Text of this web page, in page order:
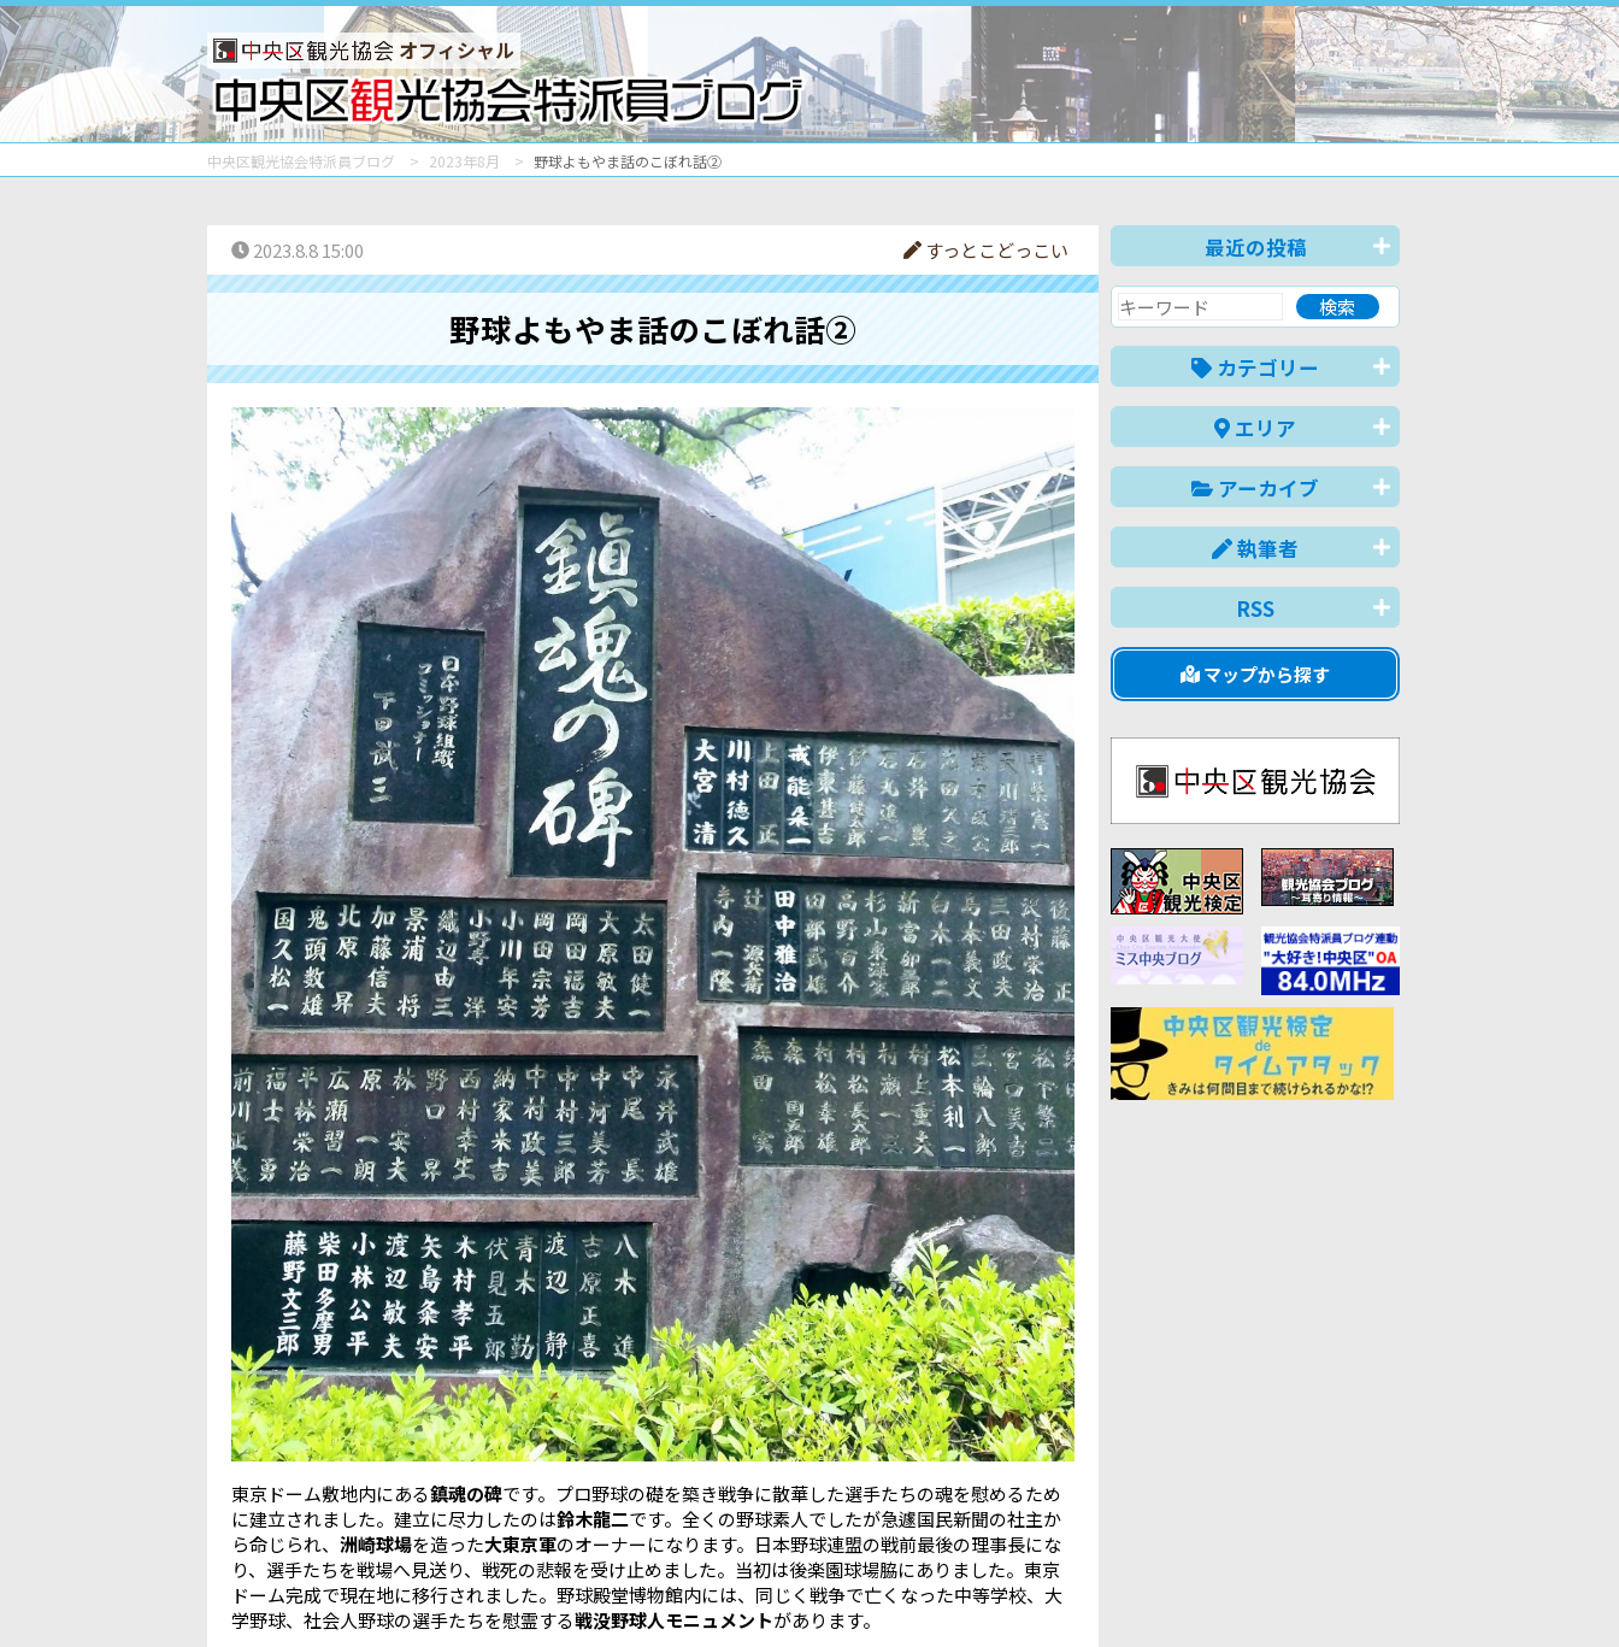
オフィシャル
中央区観光協会特派員ブログ 2023年8月 野球よもやま話のこぼれ話②
2023.8.8 15:00 すっとこどっこい
野球よもやま話のこぼれ話②
東京ドーム敷地内にある鎮魂の碑です。プロ野球の礎を築き戦争に散華した選手たちの魂を慰めるため
に建立されました。建立に尽力したのは鈴木龍二です。全くの野球素人でしたが急遽国民新聞の社主か
ら命じられ、 洲崎球場を造った大東京軍のオーナーになります。日本野球連盟の戦前最後の理事長にな
り、選手たちを戦場へ見送り、戦死の悲報を受け止めました。当初は後楽園球場脇にありました。東京
ドーム完成で現在地に移行されました。野球殿堂博物館内には、同じく戦争で亡くなった中等学校、大
学野球、社会人野球の選手たちを慰霊する戦没野球人モニュメントがあります。
最近の投稿
カテゴリー
エリア
アーカイブ
執筆者
RSS
マップから探す